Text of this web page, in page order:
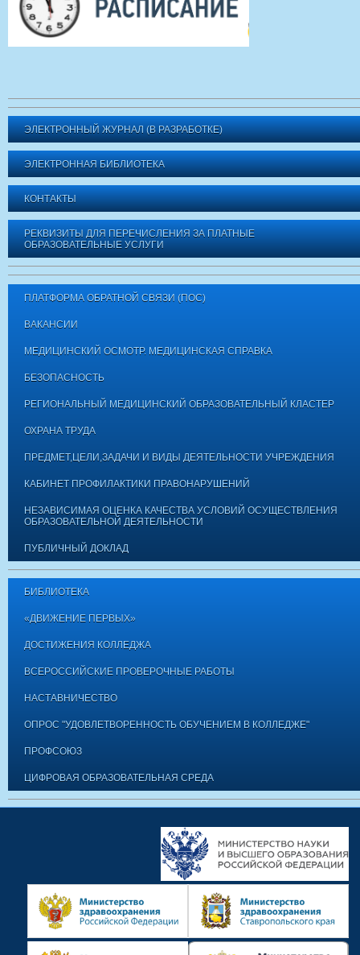
ЭЛЕКТРОННЫЙ ЖУРНАЛ (В РАЗРАБОТКЕ)
ЭЛЕКТРОННАЯ БИБЛИОТЕКА
КОНТАКТЫ
РЕКВИЗИТЫ ДЛЯ ПЕРЕЧИСЛЕНИЯ ЗА ПЛАТНЫЕ
ОБРАЗОВАТЕЛЬНЫЕ УСЛУГИ
ПЛАТФОРМА ОБРАТНОЙ СВЯЗИ (ПОС)
ВАКАНСИИ
МЕДИЦИНСКИЙ ОСМОТР. МЕДИЦИНСКАЯ СПРАВКА
БЕЗОПАСНОСТЬ
РЕГИОНАЛЬНЫЙ МЕДИЦИНСКИЙ ОБРАЗОВАТЕЛЬНЫЙ КЛАСТЕР
ОХРАНА ТРУДА
ПРЕДМЕТ,ЦЕЛИ,ЗАДАЧИ И ВИДЫ ДЕЯТЕЛЬНОСТИ УЧРЕЖДЕНИЯ
КАБИНЕТ ПРОФИЛАКТИКИ ПРАВОНАРУШЕНИЙ
НЕЗАВИСИМАЯ ОЦЕНКА КАЧЕСТВА УСЛОВИЙ ОСУЩЕСТВЛЕНИЯ
ОБРАЗОВАТЕЛЬНОЙ ДЕЯТЕЛЬНОСТИ
ПУБЛИЧНЫЙ ДОКЛАД
БИБЛИОТЕКА
«ДВИЖЕНИЕ ПЕРВЫХ»
ДОСТИЖЕНИЯ КОЛЛЕДЖА
ВСЕРОССИЙСКИЕ ПРОВЕРОЧНЫЕ РАБОТЫ
НАСТАВНИЧЕСТВО
ОПРОС "УДОВЛЕТВОРЕННОСТЬ ОБУЧЕНИЕМ В КОЛЛЕДЖЕ"
ПРОФСОЮЗ
ЦИФРОВАЯ ОБРАЗОВАТЕЛЬНАЯ СРЕДА